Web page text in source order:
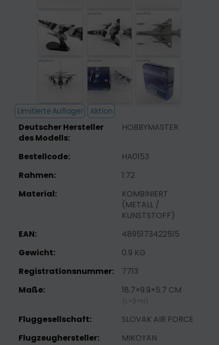
Limitierte Auflage! Aktion
Deutscher Hersteller
des Modells:
HOBBYMASTER
Bestellcode:
HA0153
Rahmen:
1:72
Material:
KOMBINIERT
(METALL /
KUNSTSTOFF)
EAN:
4895173422515
Gewicht:
0.9 KG
Registrationsnummer:
7713
Maße:
18.7×9.9×5.7 CM
(L×B×H)
Fluggesellschaft:
SLOVAK AIR FORCE
Flugzeughersteller:
MIKOYAN